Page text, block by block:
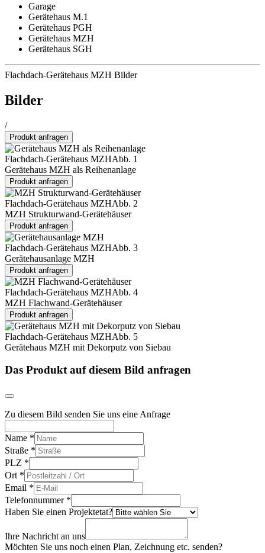
Garage
Gerätehaus M.1
Gerätehaus PGH
Gerätehaus MZH
Gerätehaus SGH
Flachdach-Gerätehaus MZH Bilder
Bilder
/
Produkt anfragen
Flachdach-Gerätehaus MZHAbb. 1
Gerätehaus MZH als Reihenanlage
Produkt anfragen
Flachdach-Gerätehaus MZHAbb. 2
MZH Strukturwand-Gerätehäuser
Produkt anfragen
Flachdach-Gerätehaus MZHAbb. 3
Gerätehausanlage MZH
Produkt anfragen
Flachdach-Gerätehaus MZHAbb. 4
MZH Flachwand-Gerätehäuser
Produkt anfragen
Flachdach-Gerätehaus MZHAbb. 5
Gerätehaus MZH mit Dekorputz von Siebau
Das Produkt auf diesem Bild anfragen
Zu diesem Bild senden Sie uns eine Anfrage
Name *
Straße *
PLZ *
Ort *
Email *
Telefonnummer *
Haben Sie einen Projektetat?
Ihre Nachricht an uns
Möchten Sie uns noch einen Plan, Zeichnung etc. senden?